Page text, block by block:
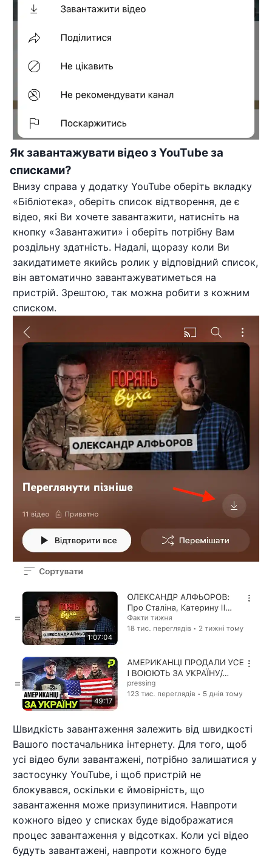
Як завантажувати відео з YouTube за
списками?
Внизу справа у додатку YouTube оберіть вкладку
«Бібліотека», оберіть список відтворення, де є
відео, які Ви хочете завантажити, натисніть на
кнопку «Завантажити» і оберіть потрібну Вам
роздільну здатність. Надалі, щоразу коли Ви
закидатимете якийсь ролик у відповідний список,
він автоматично завантажуватиметься на
пристрій. Зрештою, так можна робити з кожним
списком.
Швидкість завантаження залежить від швидкості
Вашого постачальника інтернету. Для того, щоб
усі відео були завантажені, потрібно залишатися у
застосунку YouTube, і щоб пристрій не
блокувався, оскільки є ймовірність, що
завантаження може призупинитися. Навпроти
кожного відео у списках буде відображатися
процес завантаження у відсотках. Коли усі відео
будуть завантажені, навпроти кожного буде